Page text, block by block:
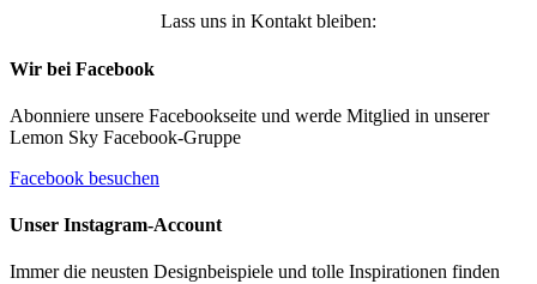
Lass uns in Kontakt bleiben:
Wir bei Facebook
Abonniere unsere Facebookseite und werde Mitglied in unserer
Lemon Sky Facebook-Gruppe
Facebook besuchen
Unser Instagram-Account
Immer die neusten Designbeispiele und tolle Inspirationen finden